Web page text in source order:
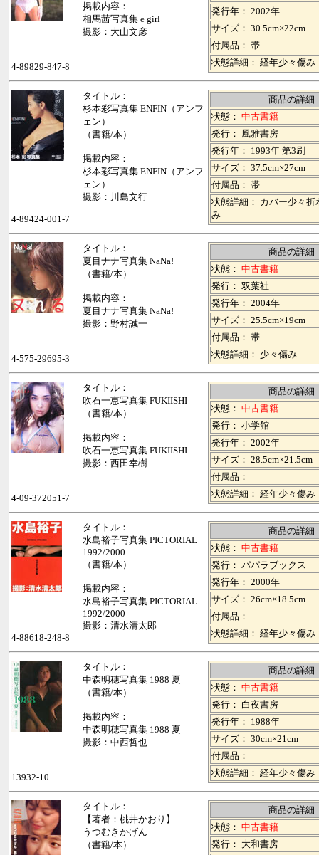
掲載内容：
相馬茜写真集 e girl
撮影：大山文彦
発行年： 2002年
サイズ： 30.5cm×22cm
付属品： 帯
状態詳細： 経年少々傷み
4-89829-847-8
タイトル：
杉本彩写真集 ENFIN（アンフ
ェン）
（書籍/本）
掲載内容：
杉本彩写真集 ENFIN（アンフ
ェン）
撮影：川島文行
商品の詳細
状態： 中古書籍
発行： 風雅書房
発行年： 1993年 第3刷
サイズ： 37.5cm×27cm
付属品： 帯
状態詳細： カバー少々折
み
4-89424-001-7
タイトル：
夏目ナナ写真集 NaNa!
（書籍/本）
掲載内容：
夏目ナナ写真集 NaNa!
撮影：野村誠一
商品の詳細
状態： 中古書籍
発行： 双葉社
発行年： 2004年
サイズ： 25.5cm×19cm
付属品： 帯
状態詳細： 少々傷み
4-575-29695-3
タイトル：
吹石一恵写真集 FUKIISHI
（書籍/本）
掲載内容：
吹石一恵写真集 FUKIISHI
撮影：西田幸樹
商品の詳細
状態： 中古書籍
発行： 小学館
発行年： 2002年
サイズ： 28.5cm×21.5cm
付属品：
状態詳細： 経年少々傷み
4-09-372051-7
タイトル：
水島裕子写真集 PICTORIAL
1992/2000
（書籍/本）
掲載内容：
水島裕子写真集 PICTORIAL
1992/2000
撮影：清水清太郎
商品の詳細
状態： 中古書籍
発行： パパラブックス
発行年： 2000年
サイズ： 26cm×18.5cm
付属品：
状態詳細： 経年少々傷み
4-88618-248-8
タイトル：
中森明穂写真集 1988 夏
（書籍/本）
掲載内容：
中森明穂写真集 1988 夏
撮影：中西哲也
商品の詳細
状態： 中古書籍
発行： 白夜書房
発行年： 1988年
サイズ： 30cm×21cm
付属品：
状態詳細： 経年少々傷み
13932-10
タイトル：
【著者：桃井かおり】
うつむきかげん
（書籍/本）
商品の詳細
状態： 中古書籍
発行： 大和書房